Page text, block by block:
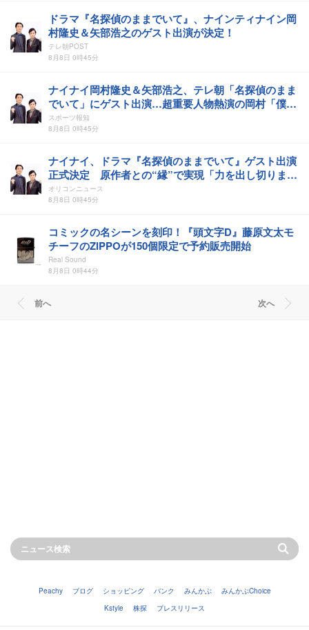
ドラマ『名探偵のままでいて』、ナインティナイン岡
村隆史＆矢部浩之のゲスト出演が決定！
テレ朝POST
8月8日 0時45分
ナイナイ岡村隆史＆矢部浩之、テレ朝「名探偵のまま
でいて」にゲスト出演…超重要人物熱演の岡村「僕が
いないと祖父の推理が始まらない！」
スポーツ報知
8月8日 0時45分
ナイナイ、ドラマ『名探偵のままでいて』ゲスト出演
正式決定 原作者との“縁”で実現「力を出し切りまし
た」
オリコンニュース
8月8日 0時45分
コミックの名シーンを刻印！『頭文字D』藤原文太モ
チーフのZIPPOが150個限定で予約販売開始
Real Sound
8月8日 0時44分
前へ 次へ
Peachy ブログ ショッピング バンク みんかぶ
みんかぶChoice
Kstyle
株探 プレスリリース